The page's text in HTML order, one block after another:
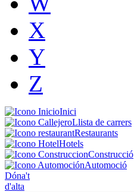
X
Y
Z
Inici
Llista de carrers
Restaurants
Hotels
Construcció
Automoció
Dóna't
d'alta